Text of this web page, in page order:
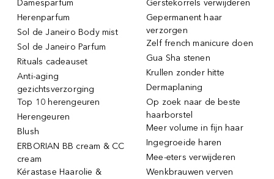
Damesparfum
Herenparfum
Sol de Janeiro Body mist
Sol de Janeiro Parfum
Rituals cadeauset
Anti-aging
gezichtsverzorging
Top 10 herengeuren
Herengeuren
Blush
ERBORIAN BB cream & CC
cream
Kérastase Haarolie &
Gerstekorrels verwijderen
Gepermanent haar
verzorgen
Zelf french manicure doen
Gua Sha stenen
Krullen zonder hitte
Dermaplaning
Op zoek naar de beste
haarborstel
Meer volume in fijn haar
Ingegroeide haren
Mee-eters verwijderen
Wenkbrauwen verven